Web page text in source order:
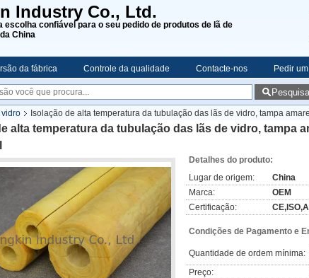
Industry Co., Ltd.
escolha confiável para o seu pedido de produtos de lã de
China
da fábrica Controle da qualidade Contacte-nos Pedir
Pesquisa
vidro
Isolação de alta temperatura da tubulação das lãs de vidro, tampa
alta temperatura da tubulação das lãs de vidro, tampa
Detalhes do produto:
Lugar de origem:
China
Marca:
OEM
Certificação:
Condições de Pagamento e
Quantidade de ordem mínima:
Preço: